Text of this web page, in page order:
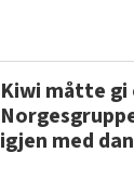
Kiwi måtte gi
igjen med